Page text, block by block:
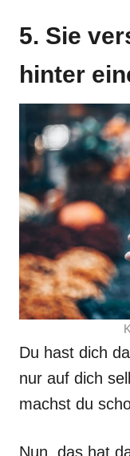
5. Sie
hinter
Du hast dich
nur auf dich
machst du
Nun, das hat